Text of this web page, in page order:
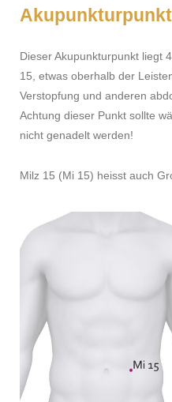
Akupunkturpunkt
Dieser Akupunkturpunkt liegt
15, etwas oberhalb der
Verstopfung und anderen
Achtung dieser Punkt sollte
nicht genadelt werden!
Milz 15 (Mi 15) heisst auch